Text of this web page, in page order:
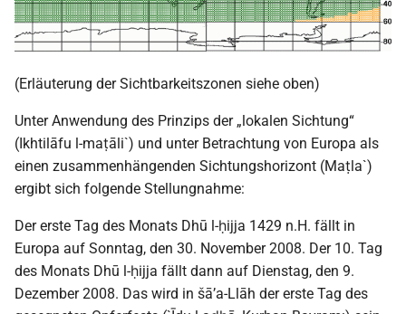
(Erläuterung der Sichtbarkeitszonen siehe oben)
Unter Anwendung des Prinzips der „lokalen Sichtung“
(Ikhtilāfu l-maṭāli`) und unter Betrachtung von Europa als
einen zusammenhängenden Sichtungshorizont (Maṭla`)
ergibt sich folgende Stellungnahme:
Der erste Tag des Monats Dhū l-ḥijja 1429 n.H. fällt in
Europa auf Sonntag, den 30. November 2008. Der 10. Tag
des Monats Dhū l-ḥijja fällt dann auf Dienstag, den 9.
Dezember 2008. Das wird in šā’a-Llāh der erste Tag des